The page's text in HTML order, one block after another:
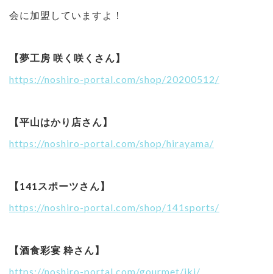
会に加盟していますよ！
【夢工房 咲く咲くさん】
https://noshiro-portal.com/shop/20200512/
【平山はかり店さん】
https://noshiro-portal.com/shop/hirayama/
【141スポーツさん】
https://noshiro-portal.com/shop/141sports/
【酒食彩宴 粋さん】
https://noshiro-portal.com/gourmet/iki/